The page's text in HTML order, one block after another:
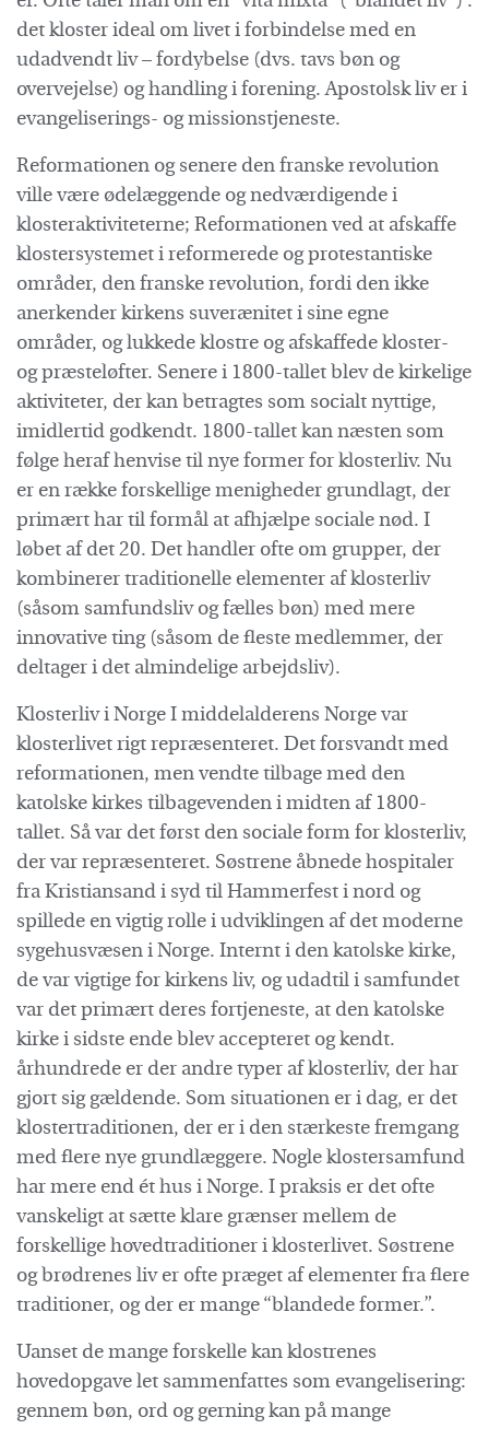
det kloster ideal om livet i forbindelse med en
udadvendt liv – fordybelse (dvs. tavs bøn og
overvejelse) og handling i forening. Apostolsk liv er i
evangeliserings- og missionstjeneste.
Reformationen og senere den franske revolution
ville være ødelæggende og nedværdigende i
klosteraktiviteterne; Reformationen ved at afskaffe
klostersystemet i reformerede og protestantiske
områder, den franske revolution, fordi den ikke
anerkender kirkens suverænitet i sine egne
områder, og lukkede klostre og afskaffede kloster-
og præsteløfter. Senere i 1800-tallet blev de kirkelige
aktiviteter, der kan betragtes som socialt nyttige,
imidlertid godkendt. 1800-tallet kan næsten som
følge heraf henvise til nye former for klosterliv. Nu
er en række forskellige menigheder grundlagt, der
primært har til formål at afhjælpe sociale nød. I
løbet af det 20. Det handler ofte om grupper, der
kombinerer traditionelle elementer af klosterliv
(såsom samfundsliv og fælles bøn) med mere
innovative ting (såsom de fleste medlemmer, der
deltager i det almindelige arbejdsliv).
Klosterliv i Norge I middelalderens Norge var
klosterlivet rigt repræsenteret. Det forsvandt med
reformationen, men vendte tilbage med den
katolske kirkes tilbagevenden i midten af 1800-
tallet. Så var det først den sociale form for klosterliv,
der var repræsenteret. Søstrene åbnede hospitaler
fra Kristiansand i syd til Hammerfest i nord og
spillede en vigtig rolle i udviklingen af det moderne
sygehusvæsen i Norge. Internt i den katolske kirke,
de var vigtige for kirkens liv, og udadtil i samfundet
var det primært deres fortjeneste, at den katolske
kirke i sidste ende blev accepteret og kendt.
århundrede er der andre typer af klosterliv, der har
gjort sig gældende. Som situationen er i dag, er det
klostertraditionen, der er i den stærkeste fremgang
med flere nye grundlæggere. Nogle klostersamfund
har mere end ét hus i Norge. I praksis er det ofte
vanskeligt at sætte klare grænser mellem de
forskellige hovedtraditioner i klosterlivet. Søstrene
og brødrenes liv er ofte præget af elementer fra flere
traditioner, og der er mange “blandede former.”.
Uanset de mange forskelle kan klostrenes
hovedopgave let sammenfattes som evangelisering:
gennem bøn, ord og gerning kan på mange